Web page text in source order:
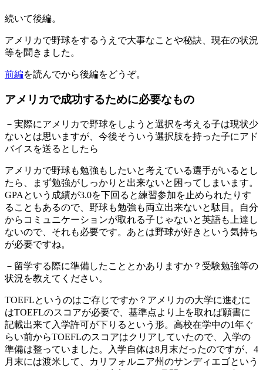
続いて後編。
アメリカで野球をするうえで大事なことや秘訣、現在の状況
等を聞きました。
前編を読んでから後編をどうぞ。
アメリカで成功するために必要なもの
－実際にアメリカで野球をしようと選択を考える子は現状少
ないとは思いますが、今後そういう選択肢を持った子にアド
バイスを送るとしたら
アメリカで野球も勉強もしたいと考えている選手がいるとし
たら、まず勉強がしっかりと出来ないと困ってしまいます。
GPAという成績が3.0を下回ると練習参加を止められたりす
ることもあるので、野球も勉強も両立出来ないと駄目。自分
からコミュニケーションが取れる子じゃないと英語も上達し
ないので、それも必要です。あとは野球が好きという気持ち
が必要ですね。
－留学する際に準備したこととかありますか？受験勉強等の
状況を教えてください。
TOEFLというのはご存じですか？アメリカの大学に進むに
はTOEFLのスコアが必要で、基準点より上を取れば願書に
記載出来て入学許可が下りるという形。高校在学中の1年ぐ
らい前からTOEFLのスコアはクリアしていたので、入学の
準備は整っていました。入学自体は8月末だったのですが、4
月末には渡米して、カリフォルニア州のサンディエゴという